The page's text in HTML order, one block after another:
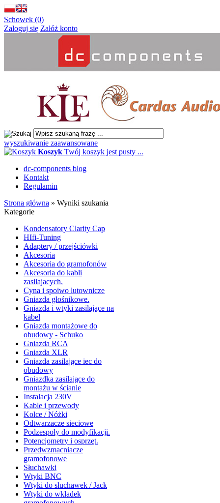
Schowek (0)
Zaloguj się Załóż konto
wyszukiwanie zaawansowane
Koszyk Twój koszyk jest pusty ...
dc-components blog
Kontakt
Regulamin
Strona główna » Wyniki szukania
Kategorie
Kondensatory Clarity Cap
HIfi-Tuning
Adaptery / przejściówki
Akcesoria
Akcesoria do gramofonów
Akcesoria do kabli
zasilajacych.
Cyna i spoiwo lutownicze
Gniazda głośnikowe.
Gniazda i wtyki zasilające na
kabel
Gniazda montażowe do
obudowy - Schuko
Gniazda RCA
Gniazda XLR
Gniazda zasilające iec do
obudowy
Gniazdka zasilające do
montażu w ścianie
Instalacja 230V
Kable i przewody
Kolce / Nóżki
Odtwarzacze sieciowe
Podzespoły do modyfikacji.
Potencjometry i osprzęt.
Przedwzmacniacze
gramofonowe
Słuchawki
Wtyki BNC
Wtyki do słuchawek / Jack
Wtyki do wkładek